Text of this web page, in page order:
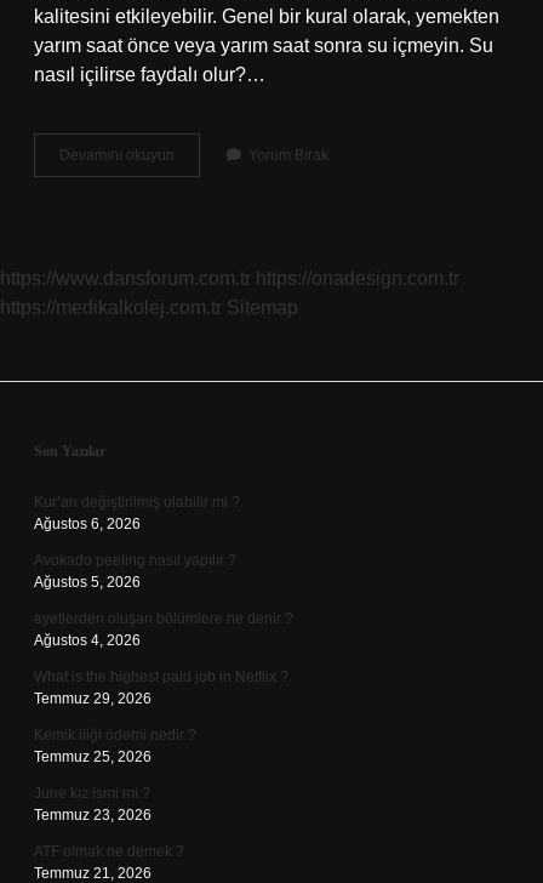
kalitesini etkileyebilir. Genel bir kural olarak, yemekten
yarım saat önce veya yarım saat sonra su içmeyin. Su
nasıl içilirse faydalı olur?…
Devamını okuyun
En
Yorum Bırak
https://www.dansforum.com.tr https://onadesign.com.tr
https://medikalkolej.com.tr Sitemap
Sidebar
Son Yazılar
Kur’an değiştirilmiş olabilir mi ?
Ağustos 6, 2026
Avokado peeling nasıl yapılır ?
Ağustos 5, 2026
ayetlerden oluşan bölümlere ne denir ?
Ağustos 4, 2026
What is the highest paid job in Netflix ?
Temmuz 29, 2026
Kemik iliği ödemi nedir ?
Temmuz 25, 2026
June kız ismi mi ?
Temmuz 23, 2026
ATF olmak ne demek ?
Temmuz 21, 2026